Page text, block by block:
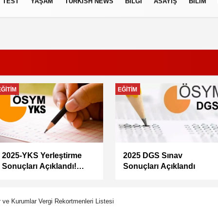
Memur maaşları artacak
mı? Memur-Sen Başkanı
önerisi
GÜNCEL
Doğacan Taşpınar neden
öldü, kimdir, evli mi?
ve Kurumlar Vergi Rekortmenleri Listesi